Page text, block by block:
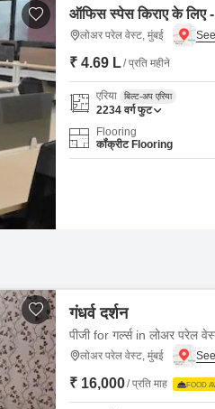
ऑफिस स्पेस किराए के लिए
लोअर परेल वेस्ट, मुंबई
₹ 4.69 L/ प्रति महीने
एरिया बिल्ट-अप एरिया
2234 वर्ग फुट
Flooring
कॉंक्रीट Flooring
गंधर्व दर्शन
पीजी for गर्ल्स in लोअर परेल
लोअर परेल वेस्ट, मुंबई
₹ 16,000/ प्रति माह FOOD